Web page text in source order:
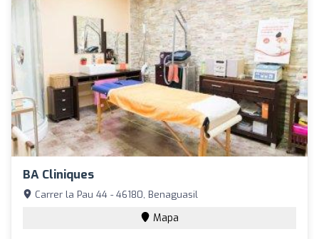
BA Cliniques
Carrer la Pau 44 - 46180, Benaguasil
Mapa